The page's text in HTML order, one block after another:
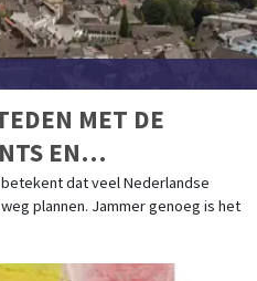
MET DE
EN
dat veel Nederlandse
plannen. Jammer genoeg is het